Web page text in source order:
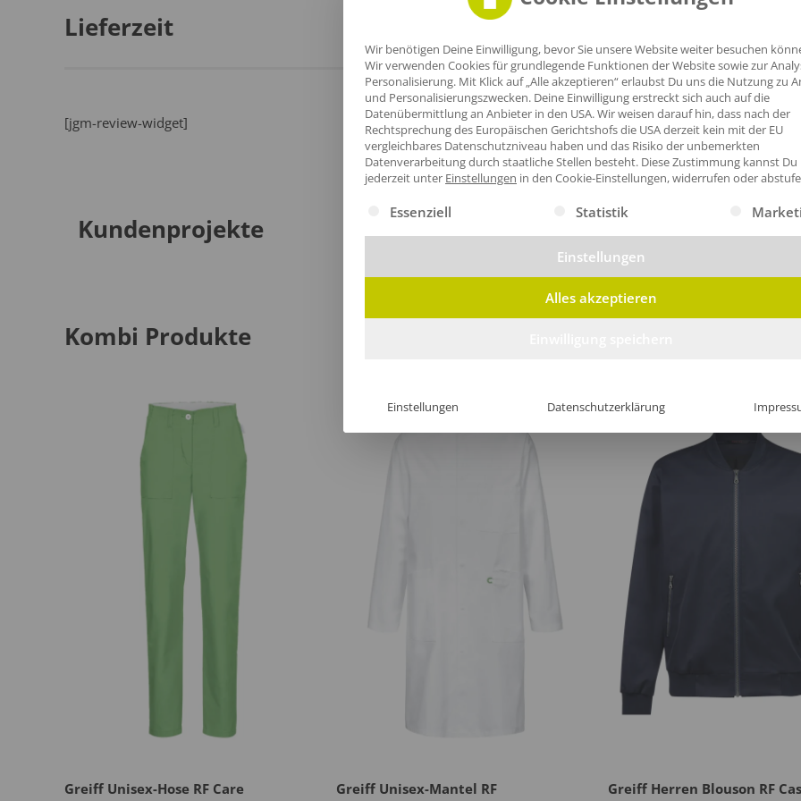
Lieferzeit
[jgm-review-widget]
Kundenprojekte
Kombi Produkte
Greiff Unisex-Hose RF Care Greiff Unisex-Mantel RF Greiff Herren Blouson RF
Wir benötigen Deine Einwilligung, bevor Sie unsere Website weiter besuchen
Wir verwenden Cookies für grundlegende Funktionen der Website sowie zur
Personalisierung. Mit Klick auf „Alle akzeptieren“ erlaubst Du uns die Nutzung zu
und Personalisierungszwecken. Deine Einwilligung erstreckt sich auch auf die
Datenübermittlung an Anbieter in den USA. Wir weisen darauf hin, dass nach der
Rechtsprechung des Europäischen Gerichtshofs die USA derzeit kein mit der EU
vergleichbares Datenschutzniveau haben und das Risiko der unbemerkten
Datenverarbeitung durch staatliche Stellen besteht. Diese Zustimmung kannst Du
jederzeit unter Einstellungen in den Cookie-Einstellungen, widerrufen oder
Es folgt eine Liste der Service-Gruppen, für die eine Einwilligung
Essenziell Statistik
Einstellungen
Alles akzeptieren
Einstellungen Datenschutzerklärung